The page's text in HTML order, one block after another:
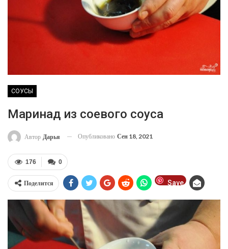
СОУСЫ
Маринад из соевого соуса
Автор Дарья Опубликовано Сен 18, 2021
0
176
Поделится Save